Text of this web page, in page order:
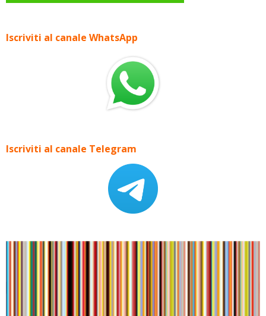
Iscriviti al canale WhatsApp
Iscriviti al canale Telegram